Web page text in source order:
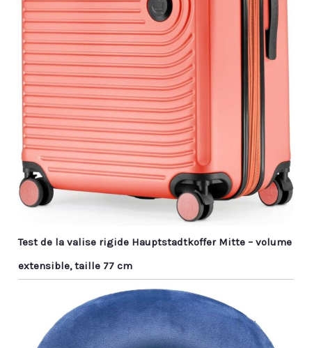
Test de la valise rigide Hauptstadtkoffer Mitte – volume
extensible, taille 77 cm